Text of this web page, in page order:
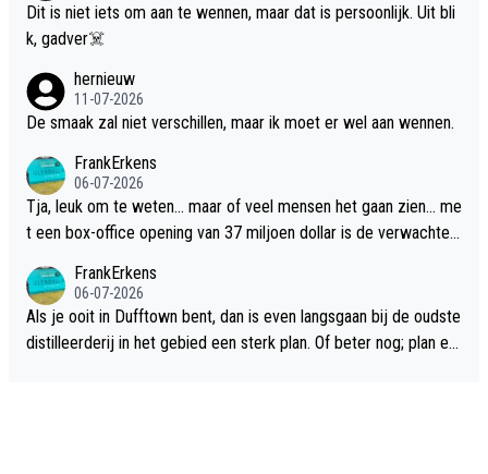
Dit is niet iets om aan te wennen, maar dat is persoonlijk. Uit bli
k, gadver☠️
hernieuw
11-07-2026
De smaak zal niet verschillen, maar ik moet er wel aan wennen.
FrankErkens
06-07-2026
Tja, leuk om te weten... maar of veel mensen het gaan zien... me
t een box-office opening van 37 miljoen dollar is de verwachte
FrankErkens
06-07-2026
Als je ooit in Dufftown bent, dan is even langsgaan bij de oudste
distilleerderij in het gebied een sterk plan. Of beter nog; plan ee